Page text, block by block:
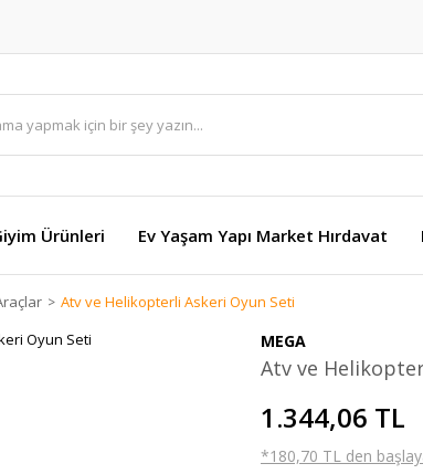
Ürünleri Ev Yaşam Yapı Market Hırdavat
Atv ve Helikopterli Askeri Oyun Seti
MEGA
Atv ve
1.344,06 TL
*180,70 TL den